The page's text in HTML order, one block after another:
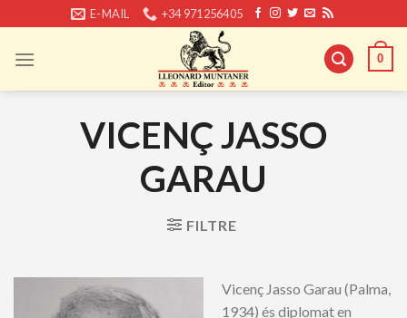
content
E-MAIL +34 971256405
0
VICENÇ JASSO
GARAU
FILTRE
Vicenç Jasso Garau (Palma,
1934) és diplomat en